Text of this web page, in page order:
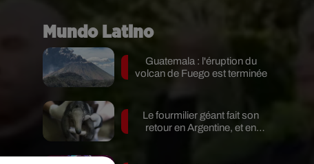
Mundo Latino
Guatemala : l'éruption du
volcan de Fuego est terminée
Le fourmilier géant fait son
retour en Argentine, et en